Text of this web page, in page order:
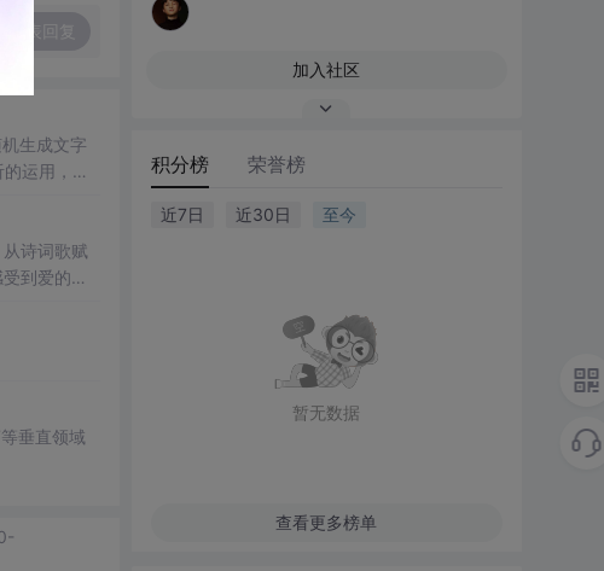
生成文字
运用，增
诗词歌赋
到爱的力
垂直领域
加入社区
积分榜 荣誉榜
近7日 近30日 至今
暂无数据
查看更多榜单